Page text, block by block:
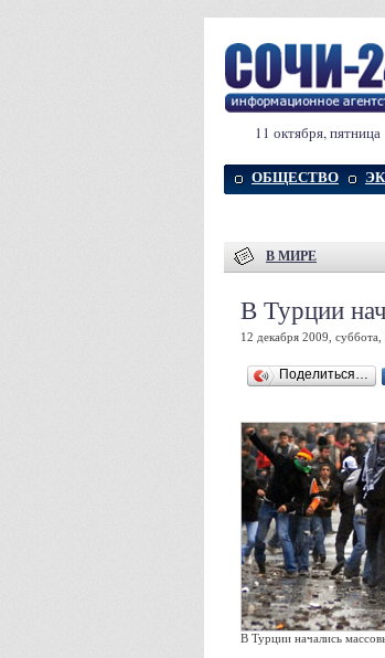
11 октября, пятница
ОБЩЕСТВО
В МИРЕ
В Турции
12 декабря 2009,
Поделиться…
В Турции начались